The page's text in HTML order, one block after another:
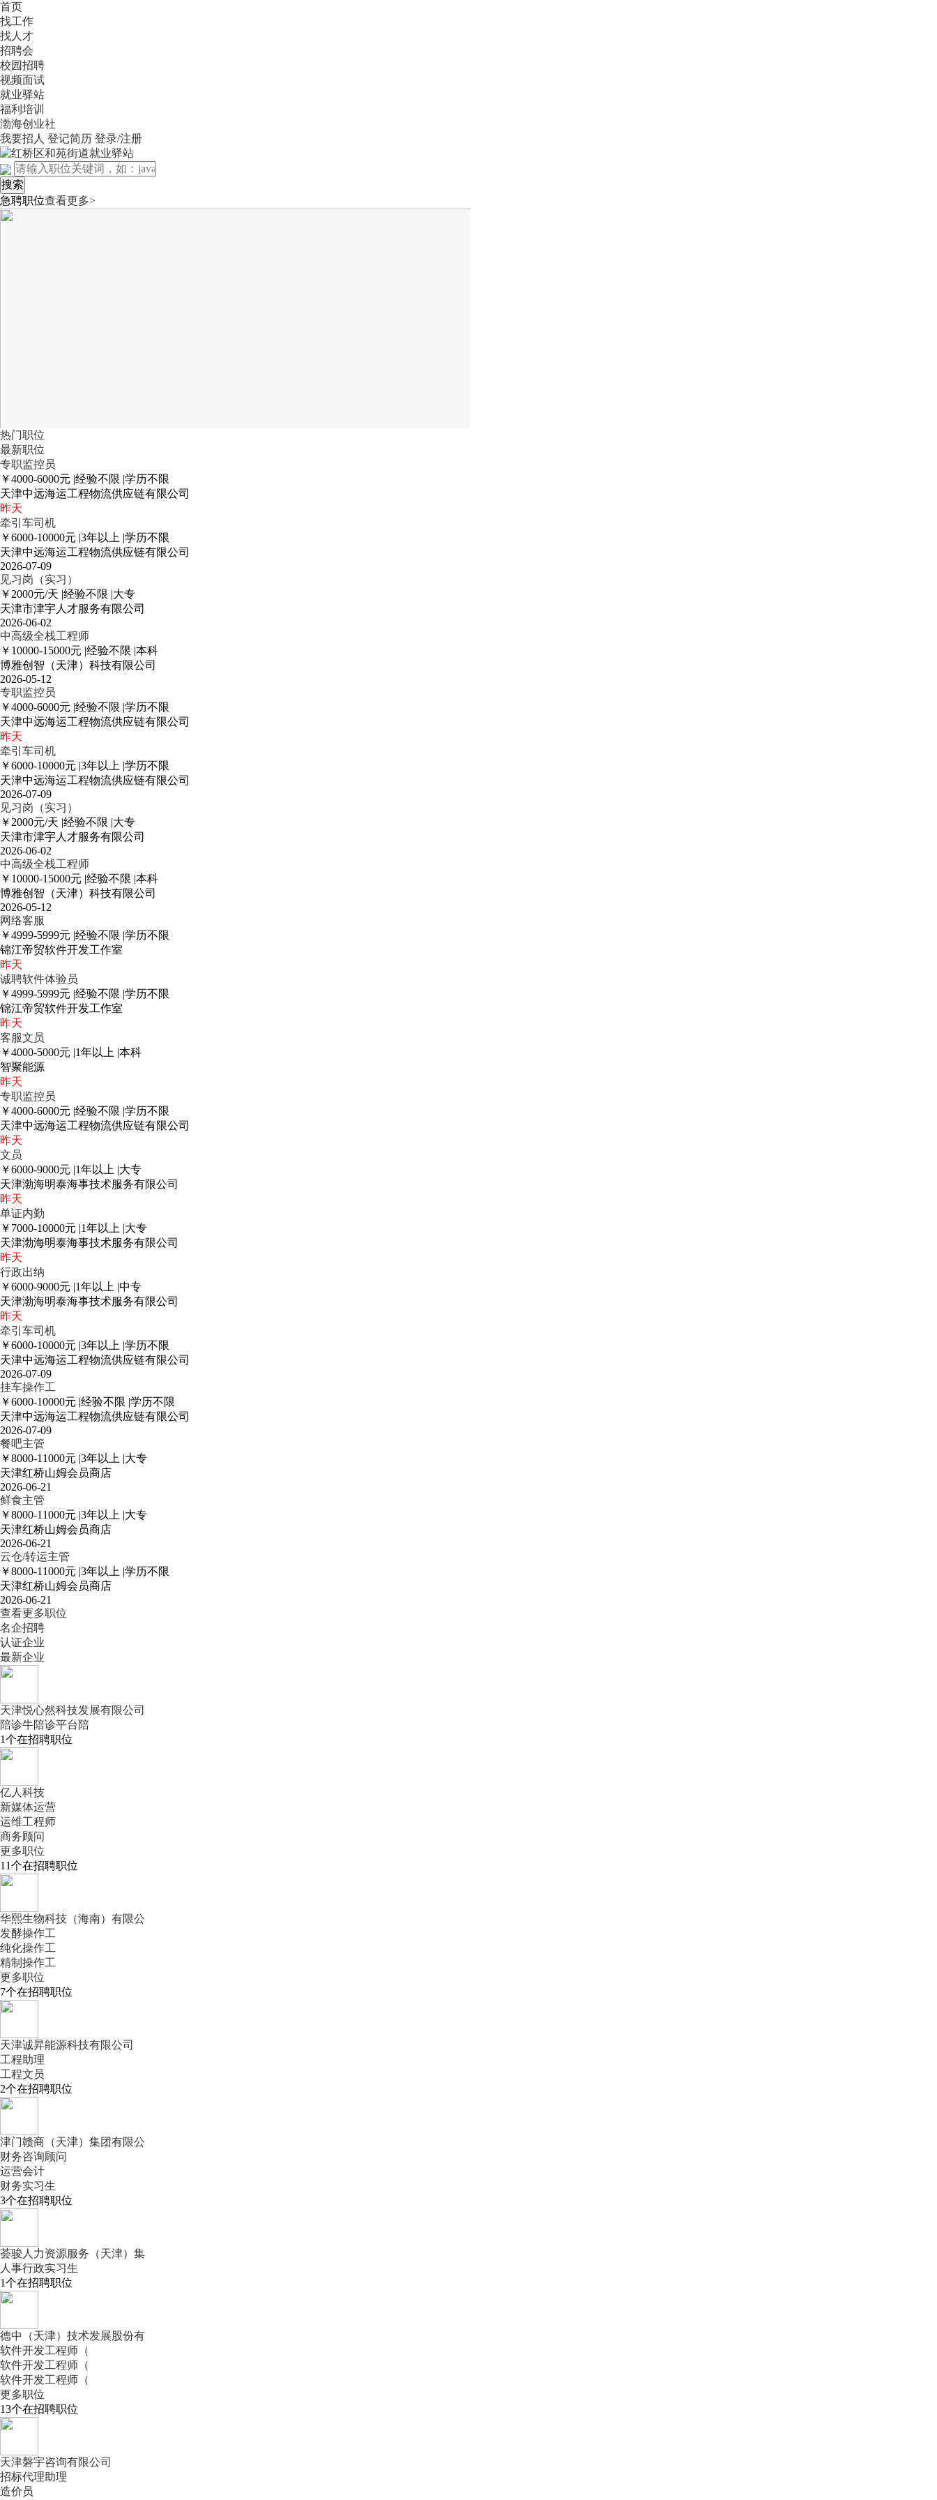
首页
找工作
找人才
招聘会
校园招聘
视频面试
就业驿站
福利培训
渤海创业社
我要招人 登记简历 登录/注册
急聘职位查看更多>
热门职位
最新职位
专职监控员
￥4000-6000元 |经验不限 |学历不限
天津中远海运工程物流供应链有限公司
昨天
牵引车司机
￥6000-10000元 |3年以上 |学历不限
天津中远海运工程物流供应链有限公司
2026-07-09
见习岗（实习）
￥2000元/天 |经验不限 |大专
天津市津宇人才服务有限公司
2026-06-02
中高级全栈工程师
￥10000-15000元 |经验不限 |本科
博雅创智（天津）科技有限公司
2026-05-12
专职监控员
￥4000-6000元 |经验不限 |学历不限
天津中远海运工程物流供应链有限公司
昨天
牵引车司机
￥6000-10000元 |3年以上 |学历不限
天津中远海运工程物流供应链有限公司
2026-07-09
见习岗（实习）
￥2000元/天 |经验不限 |大专
天津市津宇人才服务有限公司
2026-06-02
中高级全栈工程师
￥10000-15000元 |经验不限 |本科
博雅创智（天津）科技有限公司
2026-05-12
网络客服
￥4999-5999元 |经验不限 |学历不限
锦江帝贸软件开发工作室
昨天
诚聘软件体验员
￥4999-5999元 |经验不限 |学历不限
锦江帝贸软件开发工作室
昨天
客服文员
￥4000-5000元 |1年以上 |本科
智聚能源
昨天
专职监控员
￥4000-6000元 |经验不限 |学历不限
天津中远海运工程物流供应链有限公司
昨天
文员
￥6000-9000元 |1年以上 |大专
天津渤海明泰海事技术服务有限公司
昨天
单证内勤
￥7000-10000元 |1年以上 |大专
天津渤海明泰海事技术服务有限公司
昨天
行政出纳
￥6000-9000元 |1年以上 |中专
天津渤海明泰海事技术服务有限公司
昨天
牵引车司机
￥6000-10000元 |3年以上 |学历不限
天津中远海运工程物流供应链有限公司
2026-07-09
挂车操作工
￥6000-10000元 |经验不限 |学历不限
天津中远海运工程物流供应链有限公司
2026-07-09
餐吧主管
￥8000-11000元 |3年以上 |大专
天津红桥山姆会员商店
2026-06-21
鲜食主管
￥8000-11000元 |3年以上 |大专
天津红桥山姆会员商店
2026-06-21
云仓/转运主管
￥8000-11000元 |3年以上 |学历不限
天津红桥山姆会员商店
2026-06-21
查看更多职位
名企招聘
认证企业
最新企业
天津悦心然科技发展有限公司
陪诊牛陪诊平台陪
1个在招聘职位
亿人科技
新媒体运营
运维工程师
商务顾问
更多职位
11个在招聘职位
华熙生物科技（海南）有限公
发酵操作工
纯化操作工
精制操作工
更多职位
7个在招聘职位
天津诚昇能源科技有限公司
工程助理
工程文员
2个在招聘职位
津门赣商（天津）集团有限公
财务咨询顾问
运营会计
财务实习生
3个在招聘职位
荟骏人力资源服务（天津）集
人事行政实习生
1个在招聘职位
德中（天津）技术发展股份有
软件开发工程师（
软件开发工程师（
软件开发工程师（
更多职位
13个在招聘职位
天津磐宇咨询有限公司
招标代理助理
造价员